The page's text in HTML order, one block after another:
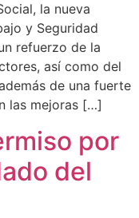
la nueva
y Seguridad
refuerzo de la
así como del
de una fuerte
las mejoras […]
por
del